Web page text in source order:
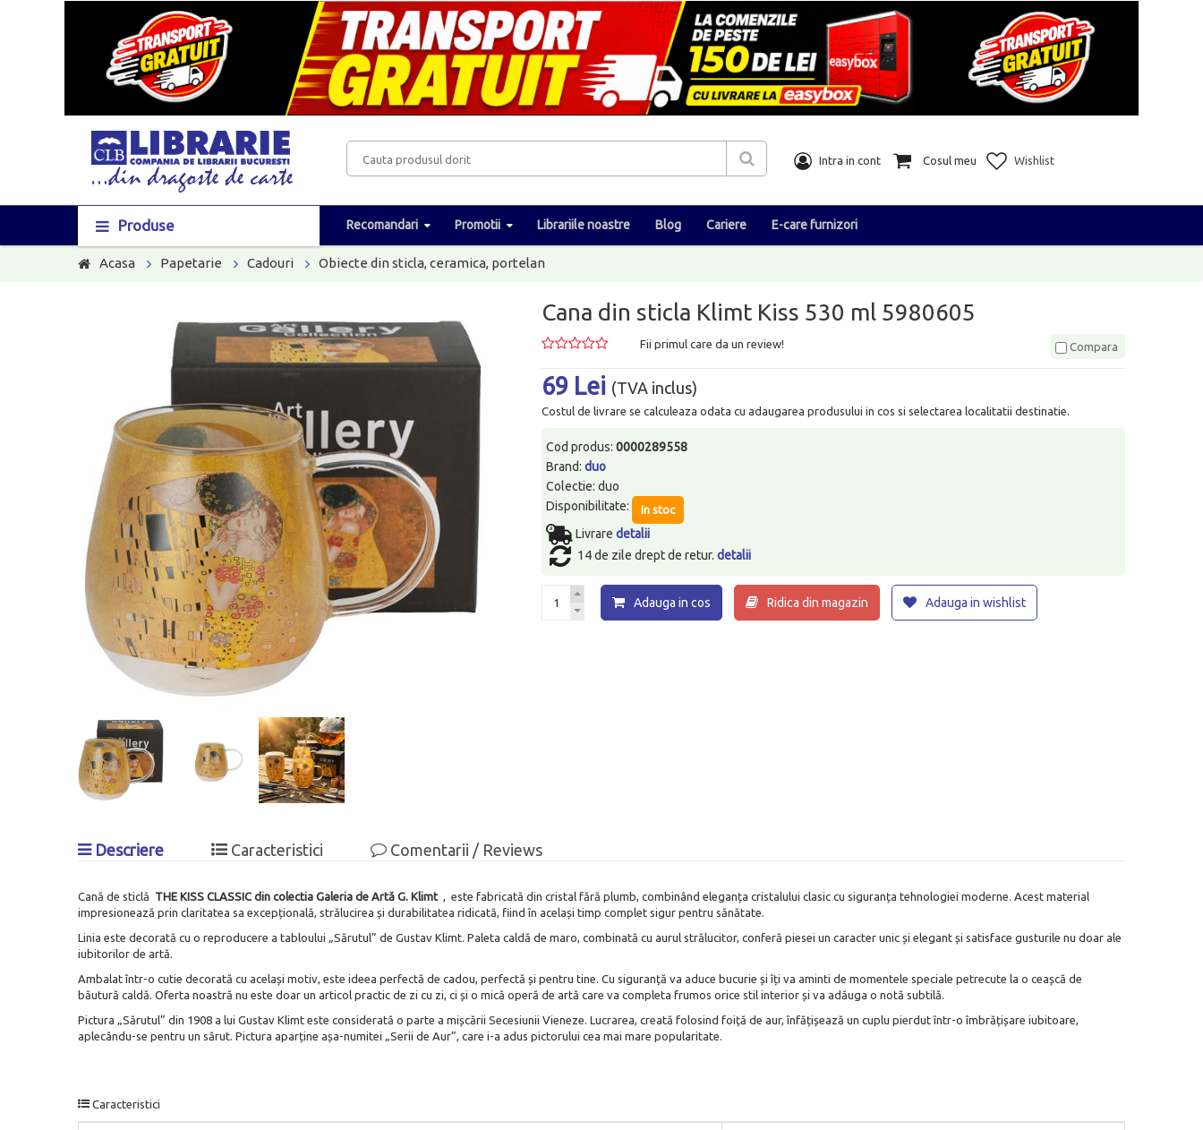
Intra in cont Cosul meu Wishlist
Produse Recomandari Promotii Librariile noastre Blog Cariere E-care furnizori
Acasa Papetarie Cadouri Obiecte din sticla, ceramica, portelan
Cana din sticla Klimt Kiss 530 ml 5980605
Fii primul care da un review! Compara
69 Lei (TVA inclus)
Costul de livrare se calculeaza odata cu adaugarea produsului in cos si selectarea localitatii destinatie.
Cod produs:0000289558
Brand:duo
Colectie: duo
Disponibilitate:
In stoc
Livraredetalii
14 de zile drept de retur.detalii
Adauga in cos Ridica din magazin Adauga in wishlist
Descriere Caracteristici Comentarii / Reviews
Cană de sticlă THE KISS CLASSIC din colectia Galeria de Artă G. Klimt
, este fabricată din cristal fără plumb, combinând eleganța cristalului clasic cu siguranța tehnologiei moderne. Acest material
impresionează prin claritatea sa excepțională, strălucirea și durabilitatea ridicată, fiind în același timp complet sigur pentru sănătate.
Linia este decorată cu o reproducere a tabloului „Sărutul” de Gustav Klimt. Paleta caldă de maro, combinată cu aurul strălucitor, conferă piesei un caracter unic și elegant și satisface gusturile nu doar ale
iubitorilor de artă.
Ambalat într-o cutie decorată cu același motiv, este ideea perfectă de cadou, perfectă și pentru tine. Cu siguranță va aduce bucurie și îți va aminti de momentele speciale petrecute la o ceașcă de
băutură caldă. Oferta noastră nu este doar un articol practic de zi cu zi, ci și o mică operă de artă care va completa frumos orice stil interior și va adăuga o notă subtilă.
Pictura „Sărutul” din 1908 a lui Gustav Klimt este considerată o parte a mișcării Secesiunii Vieneze. Lucrarea, creată folosind foiță de aur, înfățișează un cuplu pierdut într-o îmbrățișare iubitoare,
aplecându-se pentru un sărut. Pictura aparține așa-numitei „Serii de Aur”, care i-a adus pictorului cea mai mare popularitate.
Caracteristici